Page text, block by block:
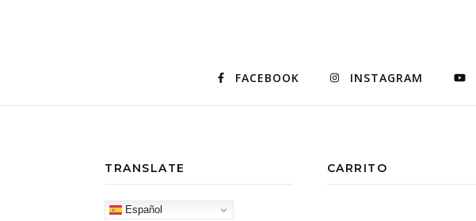
FACEBOOK INSTAGRAM
TRANSLATE
Español
CARRITO